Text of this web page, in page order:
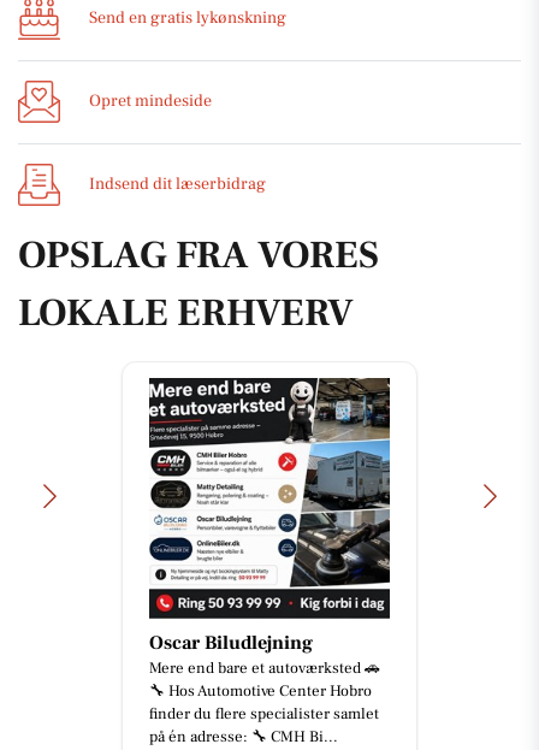
Send en gratis lykønskning
Opret mindeside
Indsend dit læserbidrag
OPSLAG FRA VORES
LOKALE ERHVERV
Oscar Biludlejning
Mere end bare et autoværksted 🚗
🔧 Hos Automotive Center Hobro
finder du flere specialister samlet
på én adresse: 🔧 CMH Bi...